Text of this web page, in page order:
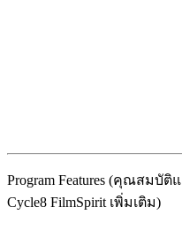
Program Features (คุณสมบั
Cycle8 FilmSpirit เพิ่มเติม)